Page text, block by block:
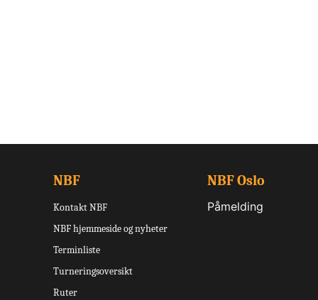
NBF
Kontakt NBF
NBF hjemmeside og nyheter
Terminliste
Turneringsoversikt
Ruter
NBF Oslo
Påmelding